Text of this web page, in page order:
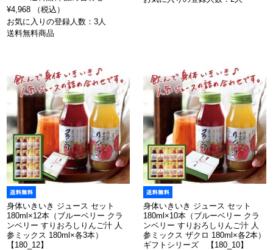
¥4,968 （税込）
お気に入りの登録人数：3人
送料無料商品
身体いきいき ジュース セット
180ml×12本（ブルーベリー クラ
ンベリー すりおろしりんご汁 人
参ミックス 180ml×各3本）
【180_12】
身体いきいき ジュース セット
180ml×10本（ブルーベリー クラ
ンベリー すりおろしりんご汁 人
参ミックス ザクロ 180ml×各2本）
ギフトシリーズ 【180_10】